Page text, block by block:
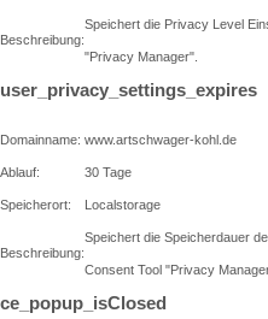
Beschreibung:
Speichert die Privacy Level
"Privacy Manager".
user_privacy_settings_expires
Domainname: www.artschwager-kohl.de
Ablauf: 30 Tage
Speicherort: Localstorage
Beschreibung:
Speichert die Speicherdauer
Consent Tool "Privacy
ce_popup_isClosed